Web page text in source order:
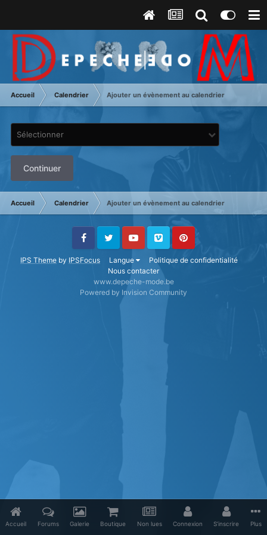
Accueil Calendrier Ajouter un évènement au calendrier
Sélectionner
Continuer
Accueil Calendrier Ajouter un évènement au calendrier
IPS Theme by IPSFocus Langue
Politique de confidentialité
Nous contacter
FacebookTwitter Youtube Vimeo Pinterest
www.depeche-mode.be
Powered by Invision Community
Accueil Forums Galerie Boutique Non lues Connexion S’inscrire Plus